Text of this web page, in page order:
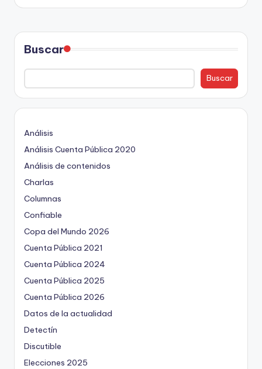
Buscar
Buscar
Análisis
Análisis Cuenta Pública 2020
Análisis de contenidos
Charlas
Columnas
Confiable
Copa del Mundo 2026
Cuenta Pública 2021
Cuenta Pública 2024
Cuenta Pública 2025
Cuenta Pública 2026
Datos de la actualidad
Detectín
Discutible
Elecciones 2025